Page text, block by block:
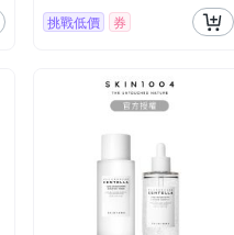
挑戰低價 券